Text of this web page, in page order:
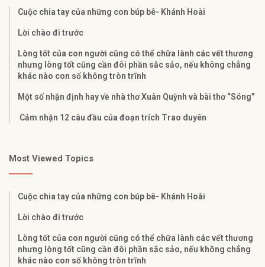
Cuộc chia tay của những con búp bê- Khánh Hoài
Lời chào đi trước
Lòng tốt của con người cũng có thể chữa lành các vết thương
nhưng lòng tốt cũng cần đôi phần sắc sảo, nếu không chẳng
khác nào con số không tròn trĩnh
Một số nhận định hay về nhà thơ Xuân Quỳnh và bài thơ “Sóng”
Cảm nhận 12 câu đầu của đoạn trích Trao duyên
Most Viewed Topics
Cuộc chia tay của những con búp bê- Khánh Hoài
Lời chào đi trước
Lòng tốt của con người cũng có thể chữa lành các vết thương
nhưng lòng tốt cũng cần đôi phần sắc sảo, nếu không chẳng
khác nào con số không tròn trĩnh